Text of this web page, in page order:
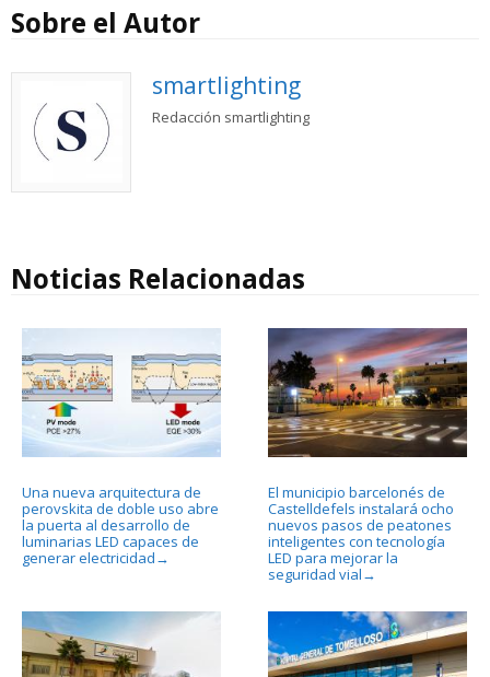
Sobre el Autor
smartlighting
Redacción smartlighting
Noticias Relacionadas
Una nueva arquitectura de
perovskita de doble uso abre
la puerta al desarrollo de
luminarias LED capaces de
generar electricidad →
El municipio barcelonés de
Castelldefels instalará ocho
nuevos pasos de peatones
inteligentes con tecnología
LED para mejorar la
seguridad vial →